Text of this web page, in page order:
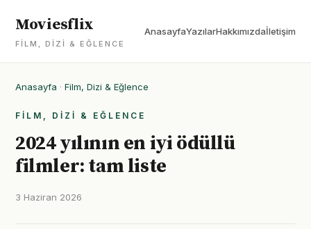
Moviesflix
FILM, DIZI & EĞLENCE
AnasayfaYazılarHakkımızdaİletişim
Anasayfa · Film, Dizi & Eğlence
FILM, DIZI & EĞLENCE
2024 yılının en iyi ödüllü
filmler: tam liste
3 Haziran 2026